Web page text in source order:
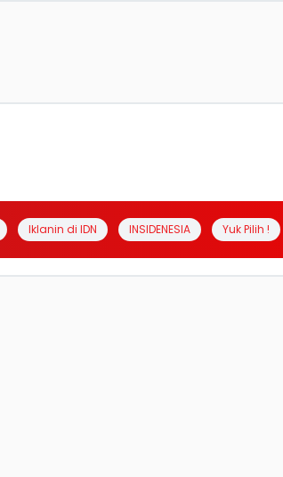
Iklanin di IDN INSIDENESIA Yuk Pilih !